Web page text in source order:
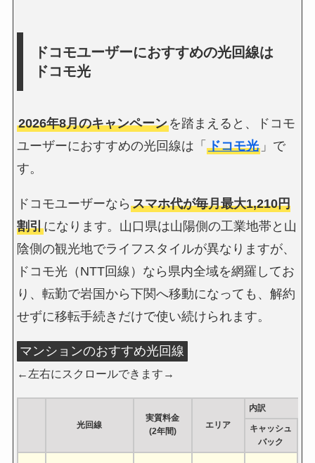
ドコモユーザーにおすすめの光回線は
ドコモ光
2026年8月のキャンペーンを踏まえると、ドコモ
ユーザーにおすすめの光回線は「 ドコモ光」で
す。
ドコモユーザーなら スマホ代が毎月最大1,210円
割引になります。山口県は山陽側の工業地帯と山
陰側の観光地でライフスタイルが異なりますが、
ドコモ光（NTT回線）なら県内全域を網羅してお
り、転勤で岩国から下関へ移動になっても、解約
せずに移転手続きだけで使い続けられます。
マンションのおすすめ光回線
←左右にスクロールできます→
光回線
実質料金
(2年間)
エリア
内訳
キャッシュ
バック